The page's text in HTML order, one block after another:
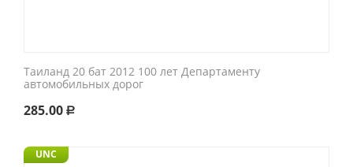
Таиланд 20 бат 2012 100 лет Департаменту
автомобильных дорог
285.00 Р
UNC